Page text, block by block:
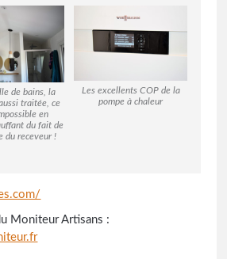
de bains, la
traitée, ce
en
du fait de
du receveur !
Les excellents COP de la
pompe à chaleur
Moniteur Artisans :